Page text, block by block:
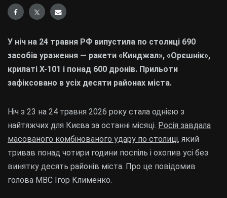
У ніч на 24 травня РФ випустила по столиці 690
засобів ураження — ракети «Кинджал», «Орєшнік»,
крилаті Х-101 і понад 600 дронів. Прильоти
зафіксовано в усіх десяти районах міста.
Ніч з 23 на 24 травня 2026 року стала однією з
найтяжчих для Києва за останні місяці. Росія завдала
масованого комбінованого удару по столиці, який
тривав понад чотири години поспіль і охопив усі без
винятку десять районів міста. Про це повідомив
голова МВС Ігор Клименко.